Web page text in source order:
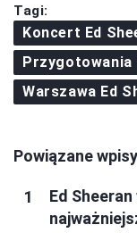
Tagi:
Koncert Ed
Warszawa Ed
Powiązane
Ed